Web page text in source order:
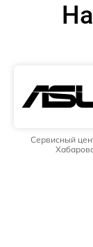
Сервисный